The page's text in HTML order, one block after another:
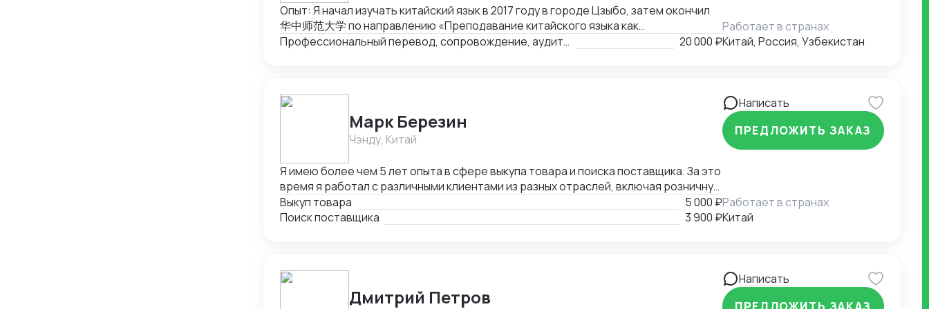
Опыт: Я начал изучать китайский язык в 2017 году в городе Цзыбо, затем окончил
华中师范大学 по направлению «Преподавание китайского языка как
иностранного». Прожил в Китае восемь лет, занимался преподаванием
соответствия продукции требованиям заказчиков. Этот опыт укрепил мои навыки
деловой коммуникации и понимание производственных процессов в Китае.
Ключевые компетенции: Преподавание китайского языка иностранцам, работа с
фонетикой и устной речью. Межкультурная коммуникация и ведение деловых
переговоров. Аудит заводов, инспекция товаров, контроль качества перед
отправкой. Перевод (устный и письменный) в образовательной и коммерческой
сферах. Использование цифровых инструментов и образовательных технологий
в обучении.
Профессиональный перевод, сопровождение, аудит и инспекция товаров, подбор партнёров, консультации по импорту/экспорту 20 000 ₽
Работает в странах
Китай, Россия, Узбекистан
Марк Березин
Чэнду, Китай
Я имею более чем 5 лет опыта в сфере выкупа товара и поиска поставщика. За это
время я работал с различными клиентами из разных отраслей, включая розничную
торговлю, электронику, моду и другие. Я успешно находил поставщиков для
клиентов, помогал им получить выгодные условия и заключал успешные сделки.
Выкуп товара
5 000 ₽
Поиск поставщика
3 900 ₽
Написать
ПРЕДЛОЖИТЬ ЗАКАЗ
Работает в странах
Китай
Дмитрий Петров
Написать